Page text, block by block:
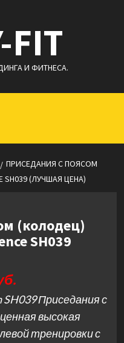
FIT
И ФИТНЕСА.
ПРИСЕДАНИЯ С ПОЯСОМ
SH039 (ЛУЧШАЯ ЦЕНА)
(колодец)
SH039
Приседания с
высокая
тренировки с